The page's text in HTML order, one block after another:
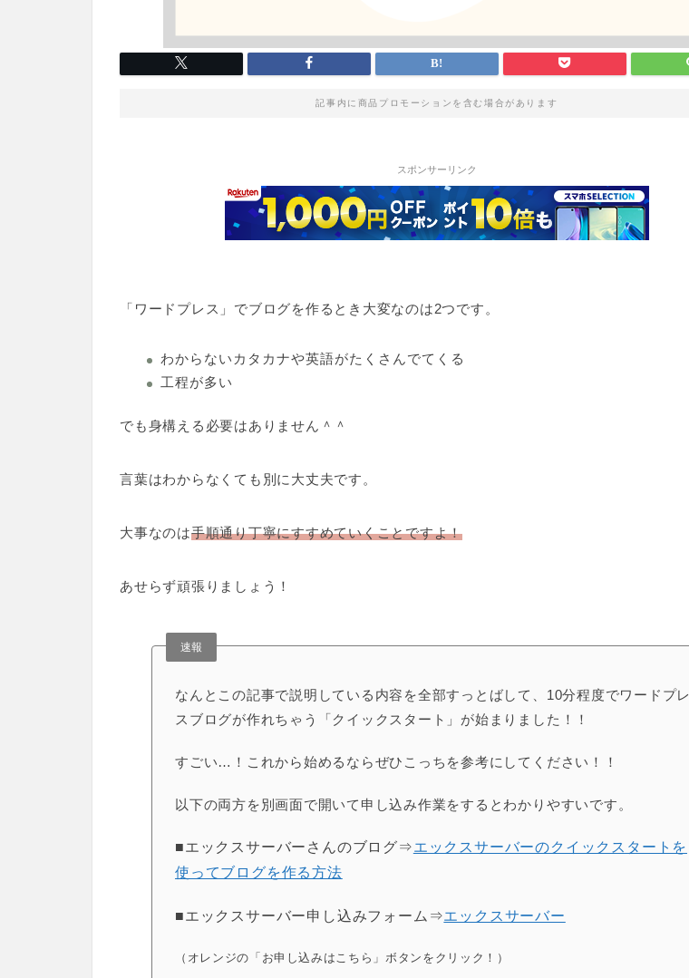
記事内に商品プロモーションを含む場合があります
スポンサーリンク
「ワードプレス」でブログを作るとき大変なのは2つです。
わからないカタカナや英語がたくさんでてくる
工程が多い
でも身構える必要はありません＾＾
言葉はわからなくても別に大丈夫です。
大事なのは手順通り丁寧にすすめていくことですよ！
あせらず頑張りましょう！
速報
なんとこの記事で説明している内容を全部すっとばして、10分程度でワードプレ
スブログが作れちゃう「クイックスタート」が始まりました！！
すごい…！これから始めるならぜひこっちを参考にしてください！！
以下の両方を別画面で開いて申し込み作業をするとわかりやすいです。
■エックスサーバーさんのブログ⇒エックスサーバーのクイックスタートを
使ってブログを作る方法
■エックスサーバー申し込みフォーム⇒エックスサーバー
（オレンジの「お申し込みはこちら」ボタンをクリック！）